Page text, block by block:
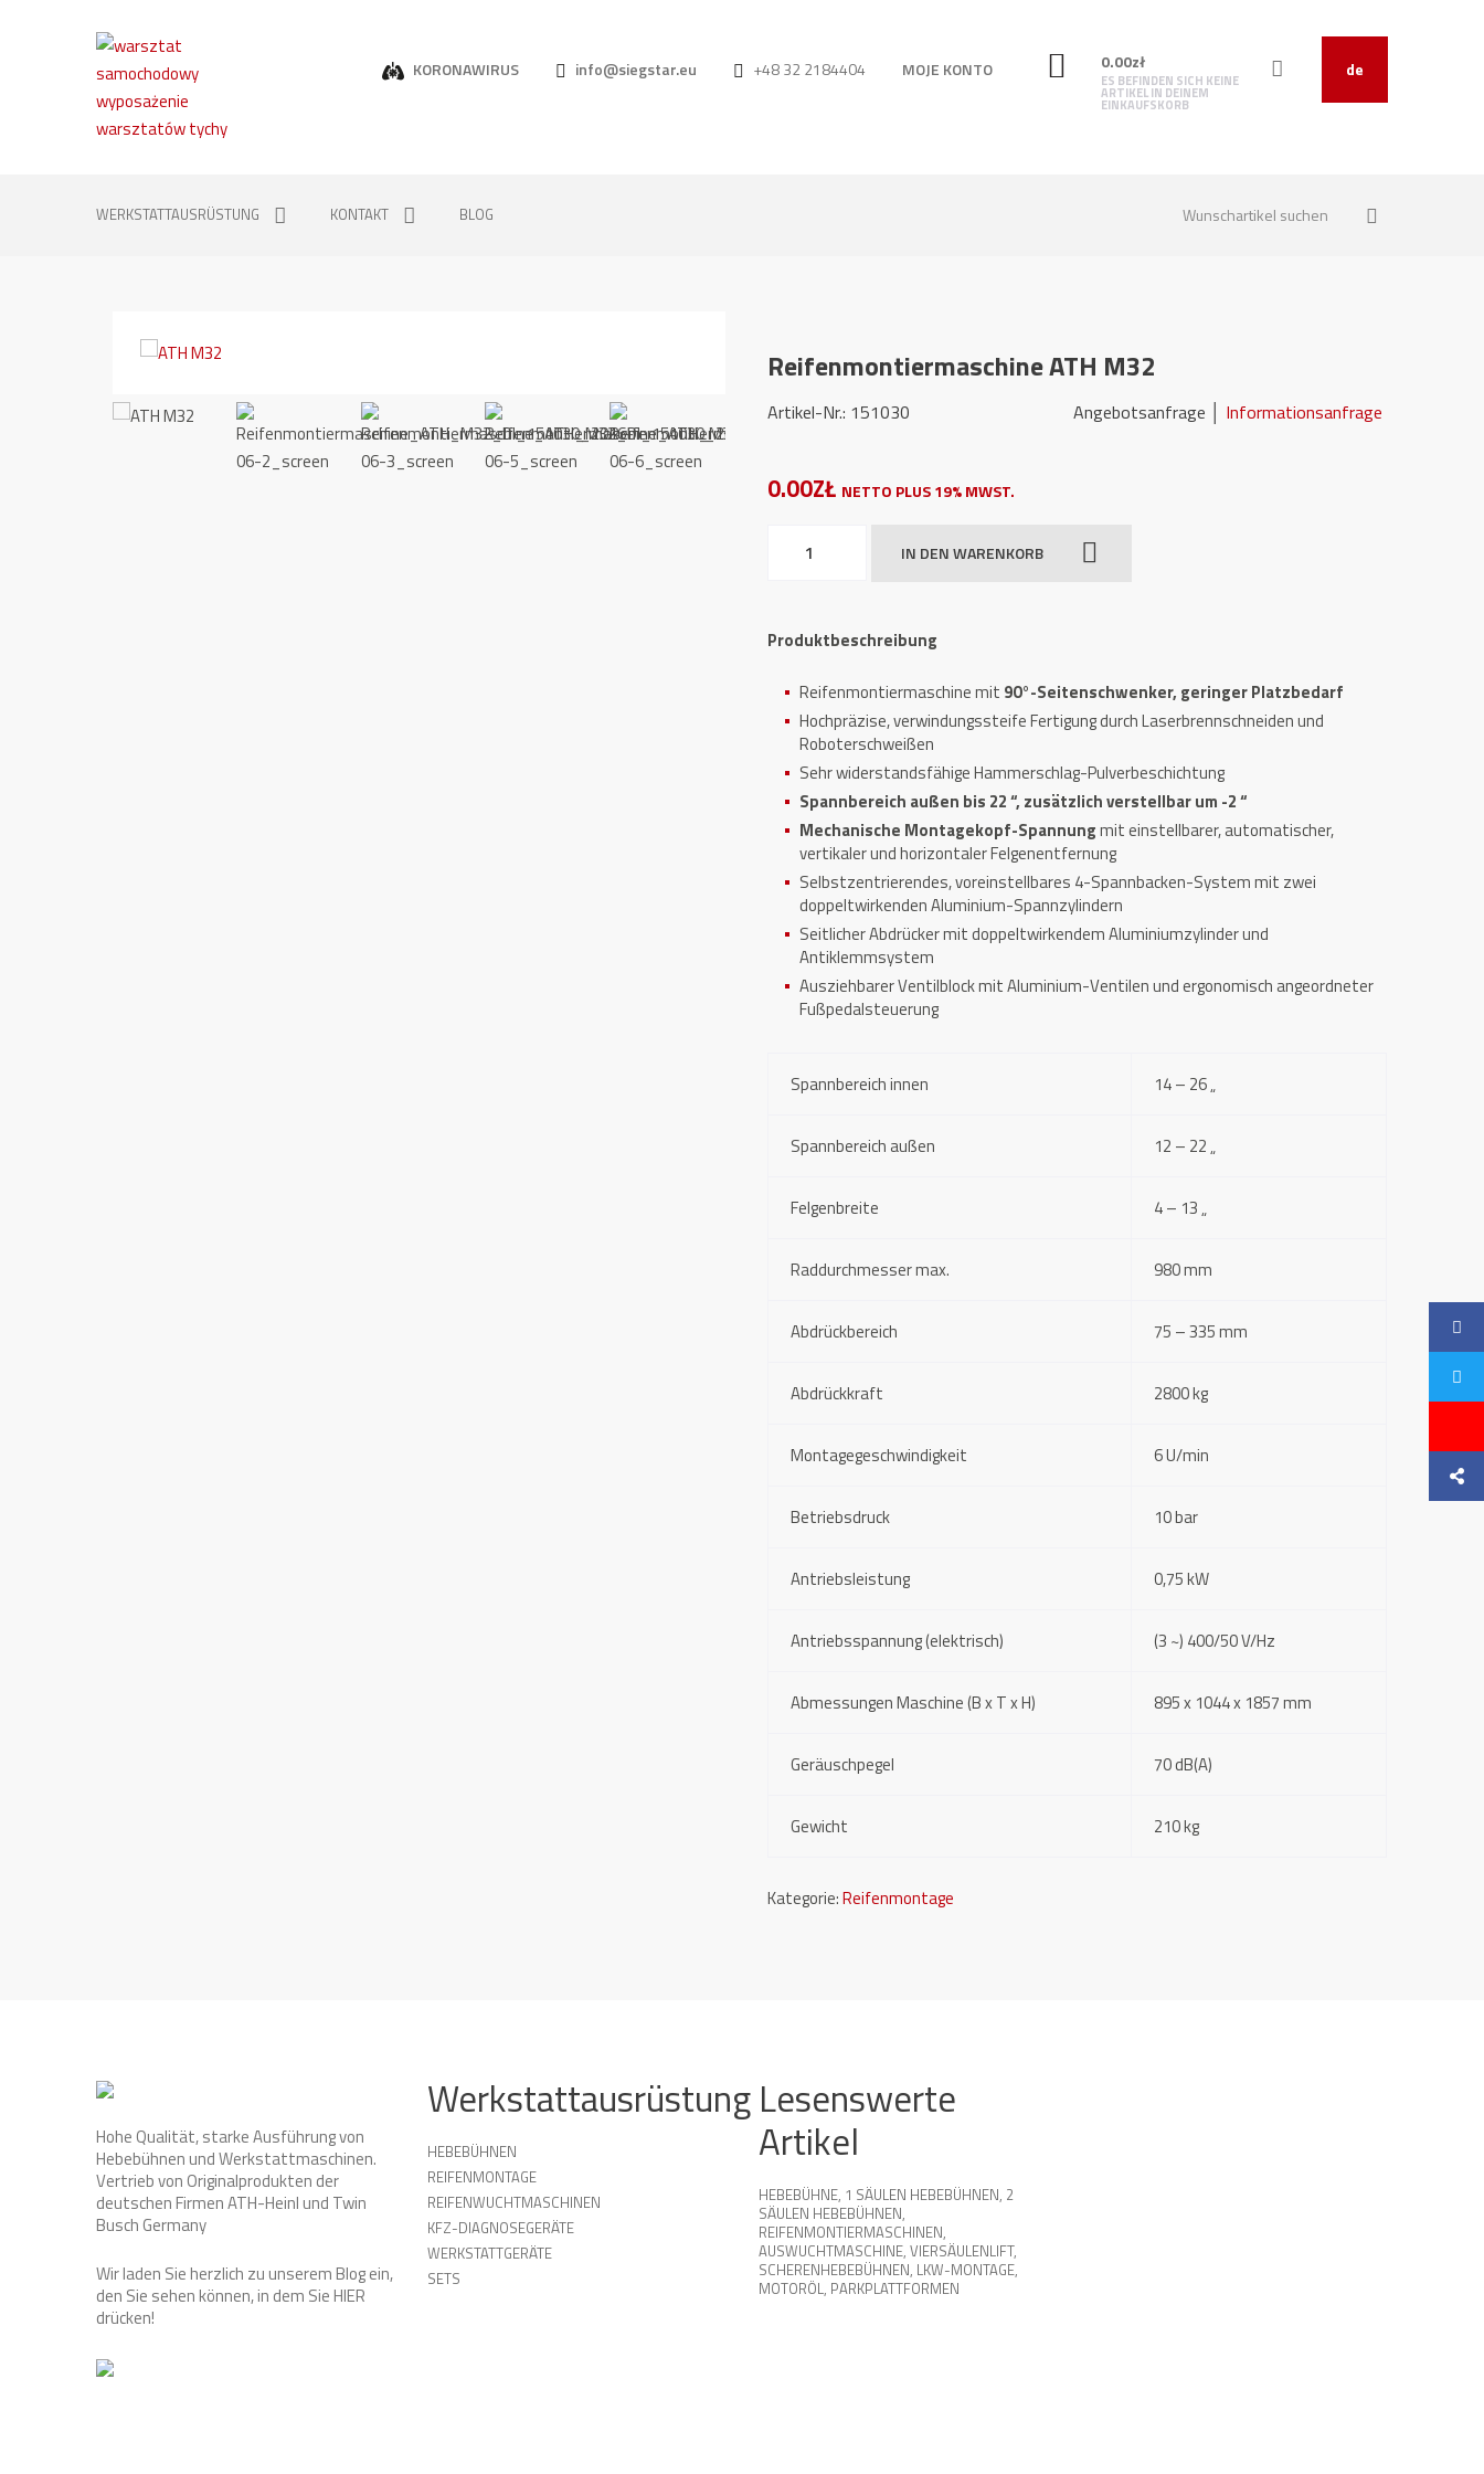
KORONAWIRUS info@siegstar.eu +48 32 2184404 MOJE KONTO de
0.00zł
ES BEFINDEN SICH KEINE
ARTIKEL IN DEINEM
EINKAUFSKORB
WERKSTATTAUSRÜSTUNG KONTAKT BLOG
Reifenmontiermaschine ATH M32
Artikel-Nr.: 151030 Angebotsanfrage │ Informationsanfrage
0.00ZŁ NETTO PLUS 19% MWST.
IN DEN WARENKORB
Produktbeschreibung
Reifenmontiermaschine mit 90°-Seitenschwenker, geringer Platzbedarf
Hochpräzise, verwindungssteife Fertigung durch Laserbrennschneiden und
Roboterschweißen
Sehr widerstandsfähige Hammerschlag-Pulverbeschichtung
Spannbereich außen bis 22 “, zusätzlich verstellbar um -2 “
Mechanische Montagekopf-Spannungmit einstellbarer, automatischer,
vertikaler und horizontaler Felgenentfernung
Selbstzentrierendes, voreinstellbares 4-Spannbacken-Sys­tem mit zwei
doppeltwirkenden Aluminium-Spannzylindern
Seitlicher Abdrücker mit doppeltwirkendem Aluminiumzylinder und
Antiklemmsystem
Ausziehbarer Ventilblock mit Aluminium-Ventilen und ergonomisch angeordneter
Fußpedalsteuerung
Spannbereich innen 14 – 26 „
Spannbereich außen 12 – 22 „
Felgenbreite 4 – 13 „
Raddurchmesser max. 980 mm
Abdrückbereich 75 – 335 mm
Abdrückkraft 2800 kg
Montagegeschwindigkeit 6 U/min
Betriebsdruck 10 bar
Antriebsleistung 0,75 kW
Antriebsspannung (elektrisch) (3 ~) 400/50 V/Hz
Abmessungen Maschine (B x T x H) 895 x 1044 x 1857 mm
Geräuschpegel 70 dB(A)
Gewicht 210 kg
Kategorie:Reifenmontage
Hohe Qualität, starke Ausführung von
Hebebühnen und Werkstattmaschinen.
Vertrieb von Originalprodukten der
deutschen Firmen ATH-Heinl und Twin
Busch Germany
Wir laden Sie herzlich zu unserem Blog ein,
den Sie sehen können, in dem SieHIER
drücken!
Werkstattausrüstung
HEBEBÜHNEN
REIFENMONTAGE
REIFENWUCHTMASCHINEN
KFZ-DIAGNOSEGERÄTE
WERKSTATTGERÄTE
SETS
Lesenswerte
Artikel
HEBEBÜHNE, 1 SÄULEN HEBEBÜHNEN, 2
SÄULEN HEBEBÜHNEN,
REIFENMONTIERMASCHINEN,
AUSWUCHTMASCHINE, VIERSÄULENLIFT,
SCHERENHEBEBÜHNEN, LKW-MONTAGE,
MOTORÖL, PARKPLATTFORMEN